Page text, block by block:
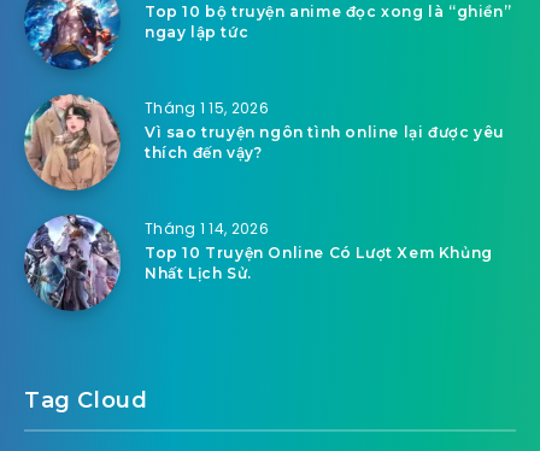
Top 10 bộ truyện anime đọc xong là “ghiền”
ngay lập tức
Tháng 1 15, 2026
Vì sao truyện ngôn tình online lại được yêu
thích đến vậy?
Tháng 1 14, 2026
Top 10 Truyện Online Có Lượt Xem Khủng
Nhất Lịch Sử.
Tag Cloud